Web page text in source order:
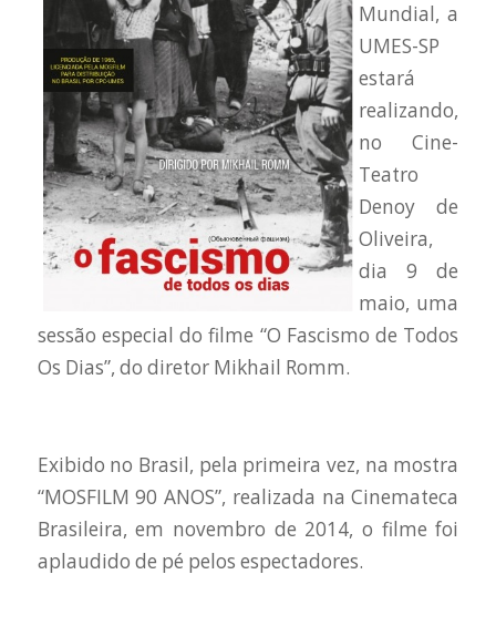
Mundial, a
UMES-SP
estará
realizando,
no Cine-
Teatro
Denoy de
Oliveira,
dia 9 de
maio, uma
sessão especial do filme “O Fascismo de Todos
Os Dias”, do diretor Mikhail Romm.
Exibido no Brasil, pela primeira vez, na mostra
“MOSFILM 90 ANOS”, realizada na Cinemateca
Brasileira, em novembro de 2014, o filme foi
aplaudido de pé pelos espectadores.